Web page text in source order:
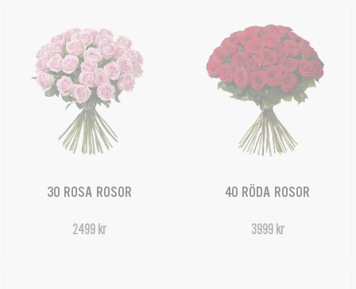
30 ROSA ROSOR
2499 kr
40 RÖDA ROSOR
3999 kr